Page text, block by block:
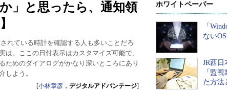
Java Agile
Database Expert
Linux ＆ OSS
Master of IP Network
Security & Trust
」と思ったら、通知領
れている時計を確認する人も多いことだろ
、ここの日付表示はカスタマイズ可能で、
ためのダイアログがかなり深いところにあり
しよう。
[小林章彦 ， デジタルアドバンテージ]
ホワイトペーパー
「
ない
JR西
「監
た方法